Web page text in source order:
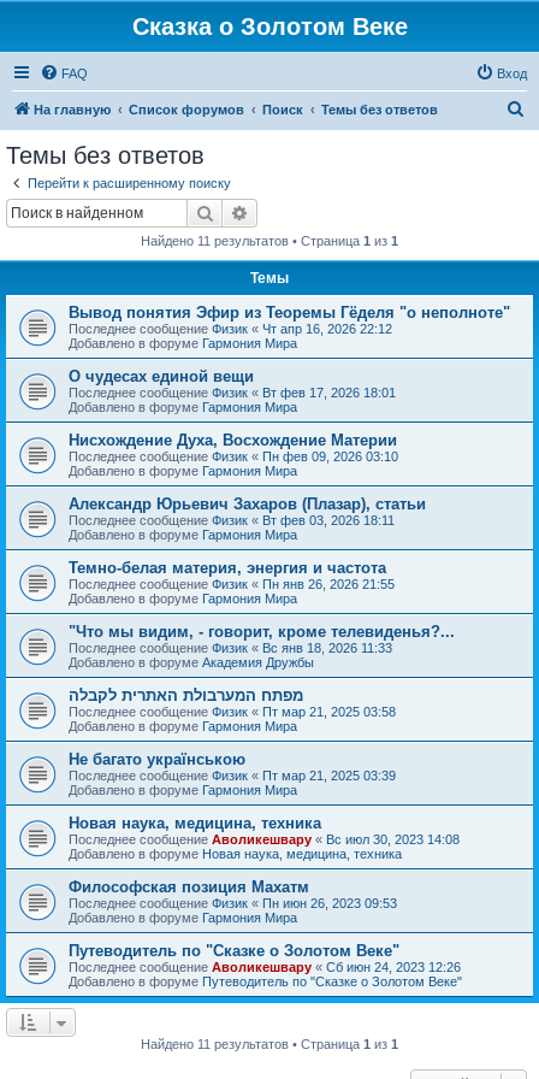
Сказка о Золотом Веке
FAQ Вход
На главную Список форумов Поиск Темы без ответов
Темы без ответов
Перейти к расширенному поиску
Поиск
Найдено 11 результатов • Страница 1 из 1
Темы
Вывод понятия Эфир из Теоремы Гёделя "о неполноте"
Последнее сообщение Физик « Чт апр 16, 2026 22:12
Добавлено в форуме Гармония Мира
О чудесах единой вещи
Последнее сообщение Физик « Вт фев 17, 2026 18:01
Добавлено в форуме Гармония Мира
Нисхождение Духа, Восхождение Материи
Последнее сообщение Физик « Пн фев 09, 2026 03:10
Добавлено в форуме Гармония Мира
Александр Юрьевич Захаров (Плазар), статьи
Последнее сообщение Физик « Вт фев 03, 2026 18:11
Добавлено в форуме Гармония Мира
Темно-белая материя, энергия и частота
Последнее сообщение Физик « Пн янв 26, 2026 21:55
Добавлено в форуме Гармония Мира
"Что мы видим, - говорит, кроме телевиденья?...
Последнее сообщение Физик « Вс янв 18, 2026 11:33
Добавлено в форуме Академия Дружбы
מפתח המערבולת האתרית לקבלה
Последнее сообщение Физик « Пт мар 21, 2025 03:58
Добавлено в форуме Гармония Мира
Не багато українською
Последнее сообщение Физик « Пт мар 21, 2025 03:39
Добавлено в форуме Гармония Мира
Новая наука, медицина, техника
Последнее сообщение Аволикешвару « Вс июл 30, 2023 14:08
Добавлено в форуме Новая наука, медицина, техника
Философская позиция Махатм
Последнее сообщение Физик « Пн июн 26, 2023 09:53
Добавлено в форуме Гармония Мира
Путеводитель по "Сказке о Золотом Веке"
Последнее сообщение Аволикешвару « Сб июн 24, 2023 12:26
Добавлено в форуме Путеводитель по "Сказке о Золотом Веке"
Найдено 11 результатов • Страница 1 из 1